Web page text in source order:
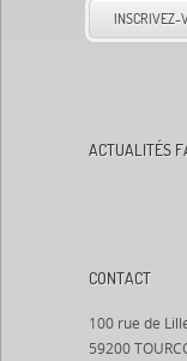
INSCRIVEZ-
ACTUALITÉS
CONTACT
100 rue de
59200